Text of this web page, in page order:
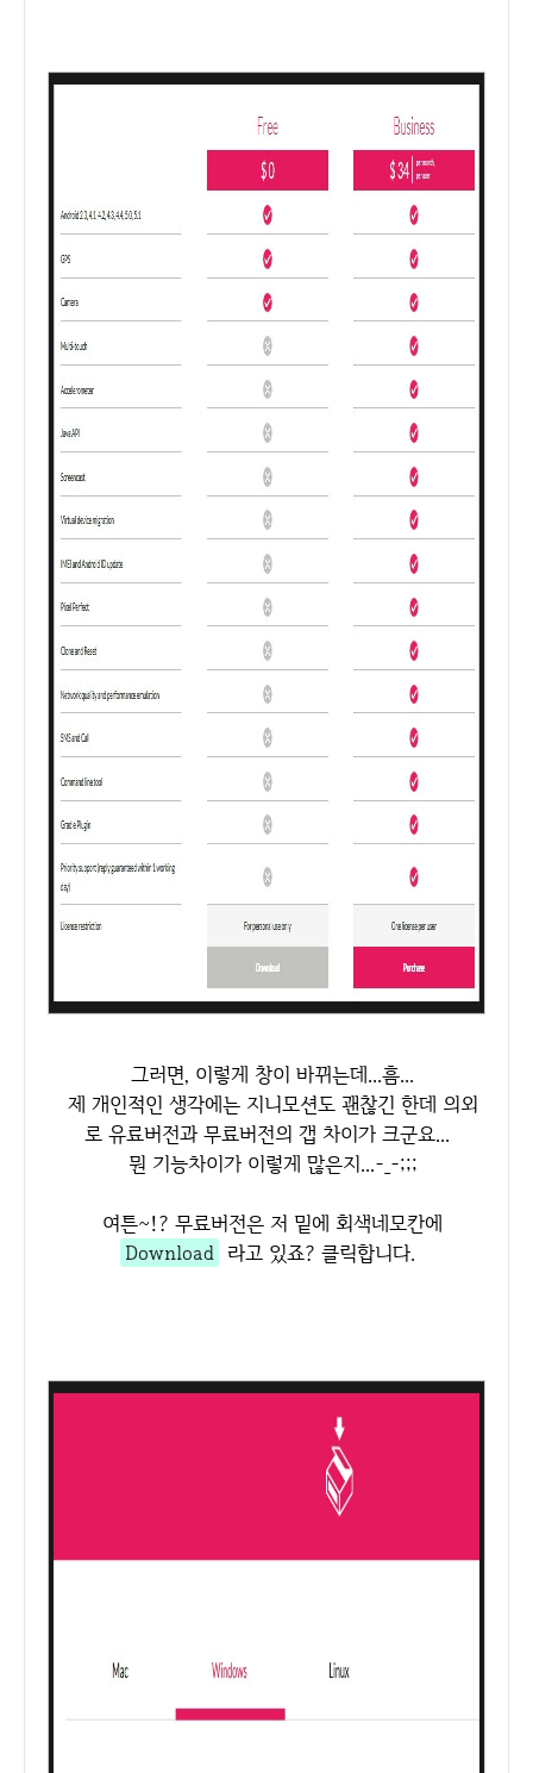
그러면, 이렇게 창이 바뀌는데...흠...
제 개인적인 생각에는 지니모션도 괜찮긴 한데 의외
로 유료버전과 무료버전의 갭 차이가 크군요...
뭔 기능차이가 이렇게 많은지...-_-;;;
여튼~!? 무료버전은 저 밑에 회색네모칸에
Download 라고 있죠? 클릭합니다.